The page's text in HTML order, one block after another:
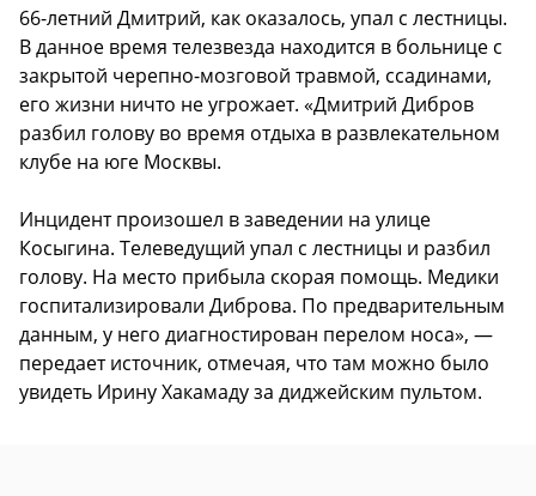
66-летний Дмитрий, как оказалось, упал с лестницы.
В данное время телезвезда находится в больнице с
закрытой черепно-мозговой травмой, ссадинами,
его жизни ничто не угрожает. «Дмитрий Дибров
разбил голову во время отдыха в развлекательном
клубе на юге Москвы.
Инцидент произошел в заведении на улице
Косыгина. Телеведущий упал с лестницы и разбил
голову. На место прибыла скорая помощь. Медики
госпитализировали Диброва. По предварительным
данным, у него диагностирован перелом носа», —
передает источник, отмечая, что там можно было
увидеть Ирину Хакамаду за диджейским пультом.